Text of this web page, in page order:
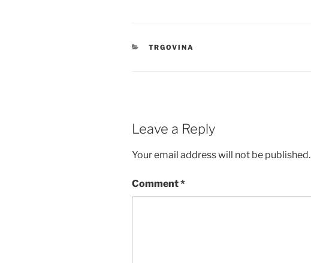
CATEGORIES
TRGOVINA
Leave a Reply
Your email address will not be published.
Comment*